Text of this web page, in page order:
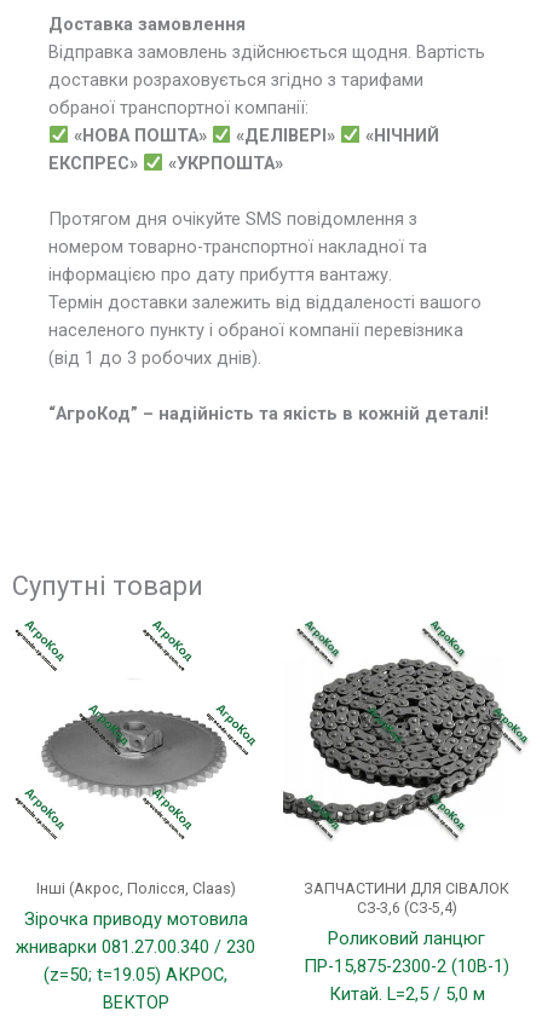
Доставка замовлення
Відправка замовлень здійснюється щодня. Вартість
доставки розраховується згідно з тарифами
обраної транспортної компанії:
«НОВА ПОШТА»
«ДЕЛІВЕРІ»
«НІЧНИЙ
ЕКСПРЕС»
«УКРПОШТА»
Протягом дня очікуйте SMS повідомлення з
номером товарно-транспортної накладної та
інформацією про дату прибуття вантажу.
Термін доставки залежить від віддаленості вашого
населеного пункту і обраної компанії перевізника
(від 1 до 3 робочих днів).
“АгроКод” – надійність та якість в кожній деталі!
Супутні товари
Інші (Акрос, Полісся, Claas)
Зірочка приводу мотовила
жниварки 081.27.00.340 / 230
(z=50; t=19.05) АКРОС,
ВЕКТОР
ЗАПЧАСТИНИ ДЛЯ СІВАЛОК
СЗ-3,6 (СЗ-5,4)
Роликовий ланцюг
ПР-15,875-2300-2 (10B-1)
Китай. L=2,5 / 5,0 м
має
кілька
сторінці